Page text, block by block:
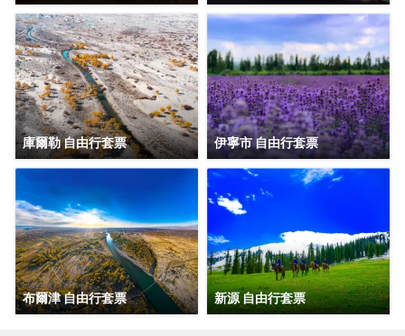
庫爾勒 自由行套票 伊寧市 自由行套票
布爾津 自由行套票 新源 自由行套票